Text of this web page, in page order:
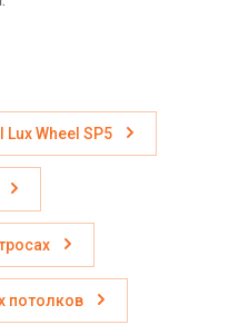
Wheel SP5
потолков